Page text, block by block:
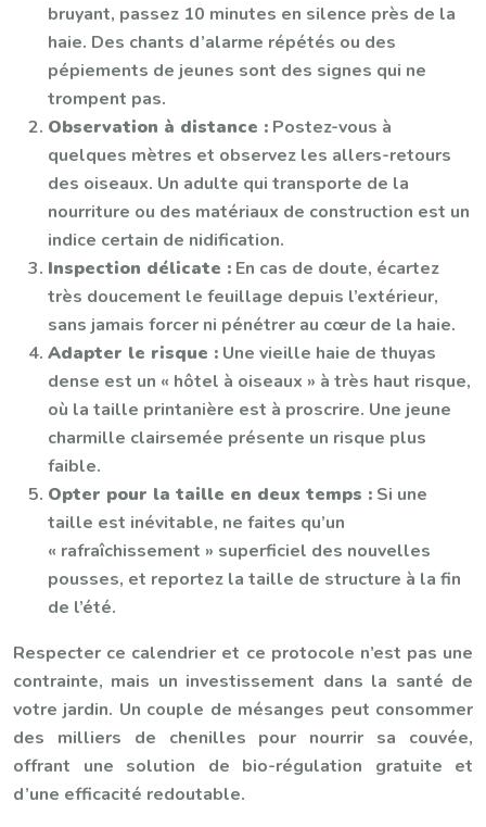
bruyant, passez 10 minutes en silence près de la
haie. Des chants d’alarme répétés ou des
pépiements de jeunes sont des signes qui ne
trompent pas.
Observation à distance : Postez-vous à
quelques mètres et observez les allers-retours
des oiseaux. Un adulte qui transporte de la
nourriture ou des matériaux de construction est un
indice certain de nidification.
Inspection délicate : En cas de doute, écartez
très doucement le feuillage depuis l’extérieur,
sans jamais forcer ni pénétrer au cœur de la haie.
Adapter le risque : Une vieille haie de thuyas
dense est un « hôtel à oiseaux » à très haut risque,
où la taille printanière est à proscrire. Une jeune
charmille clairsemée présente un risque plus
faible.
Opter pour la taille en deux temps : Si une
taille est inévitable, ne faites qu’un
« rafraîchissement » superficiel des nouvelles
pousses, et reportez la taille de structure à la fin
de l’été.
Respecter ce calendrier et ce protocole n’est pas une
contrainte, mais un investissement dans la santé de
votre jardin. Un couple de mésanges peut consommer
des milliers de chenilles pour nourrir sa couvée,
offrant une solution de bio-régulation gratuite et
d’une efficacité redoutable.